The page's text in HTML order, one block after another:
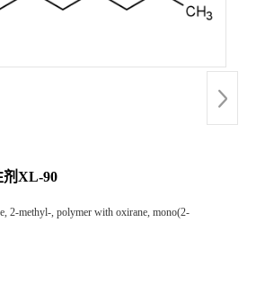
剂XL-90
2-methyl-, polymer with oxirane, mono(2-